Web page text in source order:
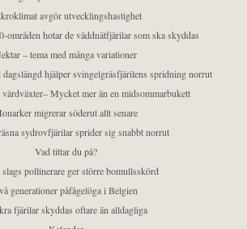
avgör utvecklingshastighet
områden hotar de väddnätfjärilar som ska skyddas
– tema med många variationer
dagslängd hjälper svingelgräsfjärilens spridning norrut
Mycket mer än en midsommarbukett
migrerar söderut allt senare
sydrovfjärilar sprider sig snabbt norrut
Vad tittar du på?
pollinerare ger större bomullsskörd
generationer påfågelöga i Belgien
fjärilar skyddas oftare än alldagliga